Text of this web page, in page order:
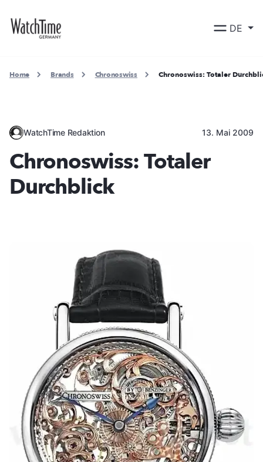
DE
Home Brands Chronoswiss Chronoswiss: Totaler
WatchTime Redaktion 13. Mai 2009
Chronoswiss: Totaler
Durchblick